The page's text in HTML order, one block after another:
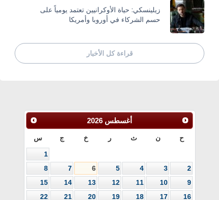
زيلينسكي: حياة الأوكرانيين تعتمد يومياً على
حسم الشركاء في أوروبا وأمريكا
قراءة كل الأخبار
أغسطس 2026
ح ن ث ر خ ج س
1
2
3
4
5
6
7
8
9
10
11
12
13
14
15
16
17
18
19
20
21
22